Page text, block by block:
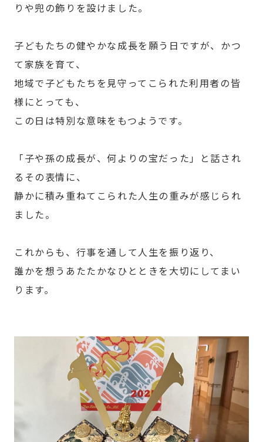
りや兜の飾りを設けました。
子どもたちの健やかな成長を願う日ですが、かつ
て家族を育て、
地域で子どもたちを見守ってこられた利用者の皆
様にとっても、
この日は特別な意味をもつようです。
「子や孫の成長が、何よりの宝だった」と話され
るその表情に、
静かに積み重ねてこられた人生の重みが感じられ
ました。
これからも、行事を通して人生を振り返り、
誰かを想うあたたかなひとときを大切にしてまい
ります。